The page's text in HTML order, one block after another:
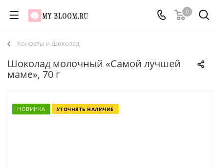
0
Конфеты и Шоколад
Шоколад молочный «Самой лучшей
маме», 70 г
НОВИНКА УТОЧНЯТЬ НАЛИЧИЕ